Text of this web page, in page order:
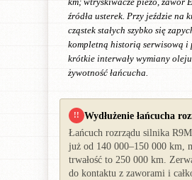
km; wtryskiwacze piezo, zawór
źródła usterek. Przy jeździe
cząstek stałych szybko się
kompletną historią serwisową
krótkie interwały wymiany
żywotność łańcucha.
!! Wydłużenie łańcucha
Łańcuch rozrządu silnika
już od 140 000–150 000 km,
trwałość to 250 000 km.
do kontaktu z zaworami i